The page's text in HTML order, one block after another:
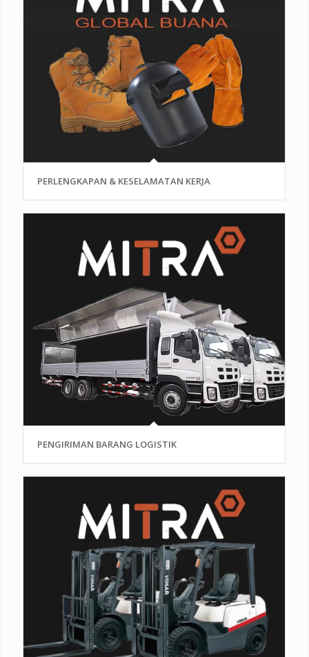
PERLENGKAPAN & KESELAMATAN KERJA
PENGIRIMAN BARANG LOGISTIK